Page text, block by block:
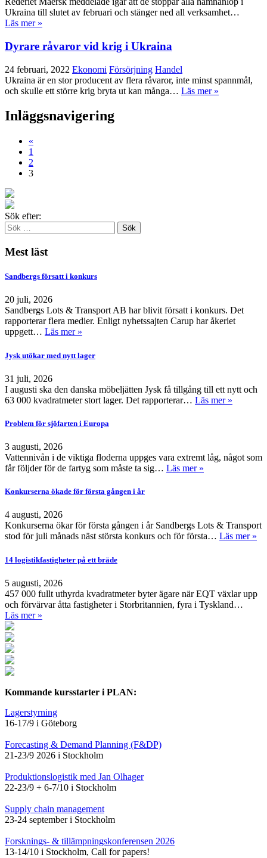
Ukraina till slutet av februari och stänger ned all verksamhet…
Läs mer »
Dyrare råvaror vid krig i Ukraina
24 februari, 2022 Ekonomi Försörjning Handel
Ukraina är en stor producent av flera råvaror, inte minst spannmål,
och skulle ett större krig bryta ut kan många… Läs mer »
Inläggsnavigering
«
1
2
3
Sök efter:
Mest läst
Sandbergs försatt i konkurs
20 juli, 2026
Sandbergs Lots & Transport AB har blivit försatt i konkurs. Det
rapporterar flera medier. Enligt nyhetssajten Carup har åkeriet
uppgett… Läs mer »
Jysk utökar med nytt lager
31 juli, 2026
I augusti ska den danska möbeljätten Jysk få tillgång till ett nytt och
63 000 kvadratmeter stort lager. Det rapporterar… Läs mer »
Problem för sjöfarten i Europa
3 augusti, 2026
Vattennivån i de viktiga floderna uppges vara extremt låg, något som
får följder för de fartyg som måste ta sig… Läs mer »
Konkurserna ökade för första gången i år
4 augusti, 2026
Konkurserna ökar för första gången i år Sandbergs Lots & Transport
stod för juli månads näst största konkurs och för första… Läs mer »
14 logistikfastigheter på ett bräde
5 augusti, 2026
457 000 fullt uthyrda kvadratmeter byter ägare när EQT växlar upp
och förvärvar åtta fastigheter i Storbritannien, fyra i Tyskland…
Läs mer »
Kommande kursstarter i PLAN:
Lagerstyrning
16-17/9 i Göteborg
Forecasting & Demand Planning (F&DP)
21-23/9 2026 i Stockholm
Produktionslogistik med Jan Olhager
22-23/9 + 6-7/10 i Stockholm
Supply chain management
23-24 september i Stockholm
Forsknings- & tillämpningskonferensen 2026
13-14/10 i Stockholm, Call for papers!